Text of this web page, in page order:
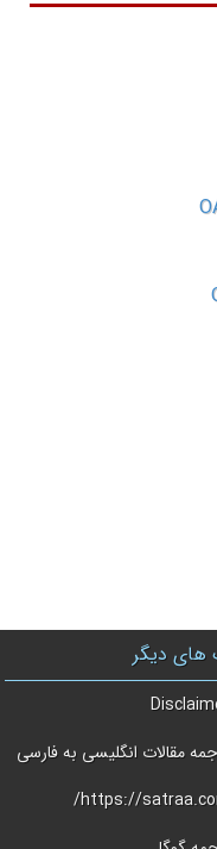
های دیگر
مقالات انگلیسی به فارسی
https://